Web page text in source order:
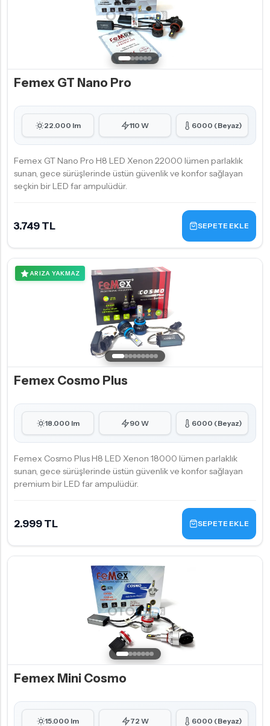
Femex GT Nano Pro
22.000 lm 110 W 6000 (Beyaz)
Femex GT Nano Pro H8 LED Xenon 22000 lümen parlaklık
sunan, gece sürüşlerinde üstün güvenlik ve konfor sağlayan
seçkin bir LED far ampulüdür.
3.749 TL SEPETE EKLE
ARIZA YAKMAZ
Femex Cosmo Plus
18.000 lm 90 W 6000 (Beyaz)
Femex Cosmo Plus H8 LED Xenon 18000 lümen parlaklık
sunan, gece sürüşlerinde üstün güvenlik ve konfor sağlayan
premium bir LED far ampulüdür.
2.999 TL SEPETE EKLE
Femex Mini Cosmo
15.000 lm 72 W 6000 (Beyaz)